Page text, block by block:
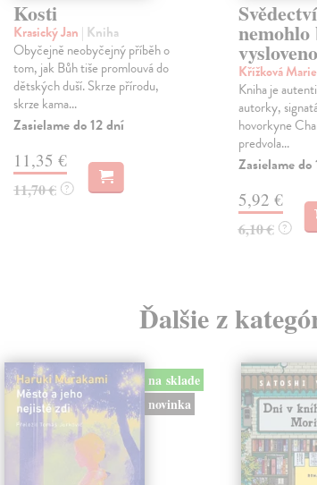
Kosti
Krasický Jan | Kniha
Obyčejně neobyčejný příběh o
tom, jak Bůh tiše promlouvá do
dětských duší. Skrze přírodu,
skrze kama...
Zasielame do 12 dní
11,35 €
11,70 € ?
nemohlo
vysloveno
Křížková
Kniha je
autorky,
hovorkyne
predvola...
Zasielame do
5,92 €
6,10 € ?
Ďalšie z
na sklade
novinka